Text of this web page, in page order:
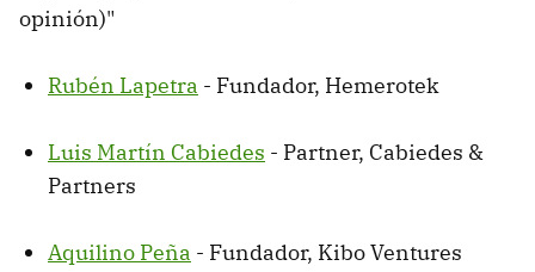
opinión)"
Rubén Lapetra - Fundador, Hemerotek
Luis Martín Cabiedes - Partner, Cabiedes &
Partners
Aquilino Peña - Fundador, Kibo Ventures